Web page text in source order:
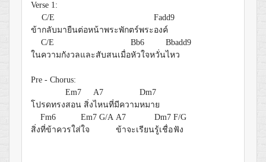
Verse 1:
C/E
Fadd9
ข้ากลับมายืนต่อหน้าพระพักตร์พระองค์
C/E
Bb6
Bbadd9
ในความกังวลและสับสนเมื่อหัวใจหวั่นไหว
Pre - Chorus:
Em7
A7
Dm7
โปรดทรงสอน สิ่งไหนที่มีความหมาย
Fm6
Em7 G/A A7 Dm7 F/G
สิ่งที่ข้าควรใส่ใจ ข้าจะเรียนรู้เชื่อฟัง